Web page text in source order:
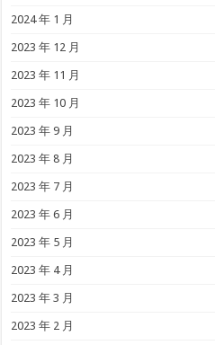
2024 年 1 月
2023 年 12 月
2023 年 11 月
2023 年 10 月
2023 年 9 月
2023 年 8 月
2023 年 7 月
2023 年 6 月
2023 年 5 月
2023 年 4 月
2023 年 3 月
2023 年 2 月